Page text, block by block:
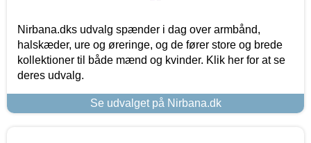
Nirbana.dks udvalg spænder i dag over armbånd,
halskæder, ure og øreringe, og de fører store og brede
kollektioner til både mænd og kvinder. Klik her for at se
deres udvalg.
Se udvalget på Nirbana.dk